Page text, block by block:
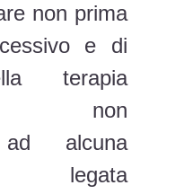
non prima
e di
terapia
non
ad alcuna
legata